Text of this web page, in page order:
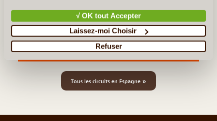
√ OK tout Accepter
Laissez-moi Choisir
Refuser
Camino Del Norte : d'Hendaye à Bilbao
Les Sentiers de la Costa Brava
Les Bardenas Reales en Famille
Tous les circuits en Espagne »